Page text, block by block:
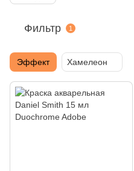
Фильтр 1
Эффект Хамелеон